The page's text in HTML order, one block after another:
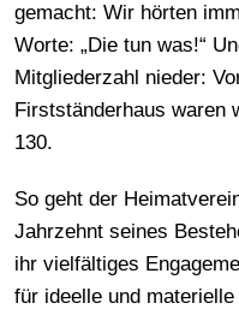
gemacht: Wir hörten
Worte: „Die tun was!“
Mitgliederzahl nieder:
Firstständerhaus waren
130.
So geht der
Jahrzehnt seines
ihr vielfältiges
für ideelle und